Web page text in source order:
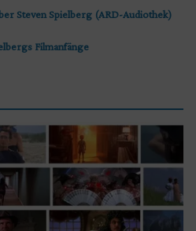
Steven Spielberg (ARD-Audiothek)
Filmanfänge